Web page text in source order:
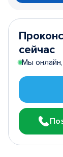
сейчас
Мы